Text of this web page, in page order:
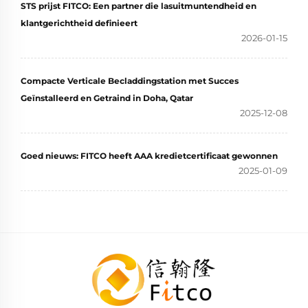
STS prijst FITCO: Een partner die lasuitmuntendheid en
klantgerichtheid definieert
2026-01-15
Compacte Verticale Becladdingstation met Succes
Geïnstalleerd en Getraind in Doha, Qatar
2025-12-08
Goed nieuws: FITCO heeft AAA kredietcertificaat gewonnen
2025-01-09